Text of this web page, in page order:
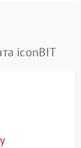
iconBIT